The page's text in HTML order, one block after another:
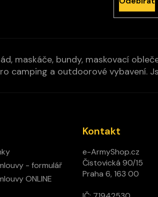
maskáče, bundy, maskovací
camping a outdoorové vybavení.
- formulář
ONLINE
Kontakt
e-ArmyShop.cz
Čistovická 90/15
Praha 6, 163 00